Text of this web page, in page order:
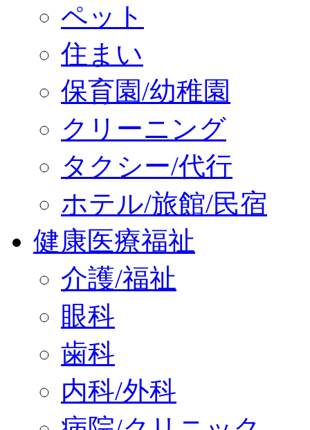
ペット
住まい
保育園/幼稚園
クリーニング
タクシー/代行
ホテル/旅館/民宿
健康医療福祉
介護/福祉
眼科
歯科
内科/外科